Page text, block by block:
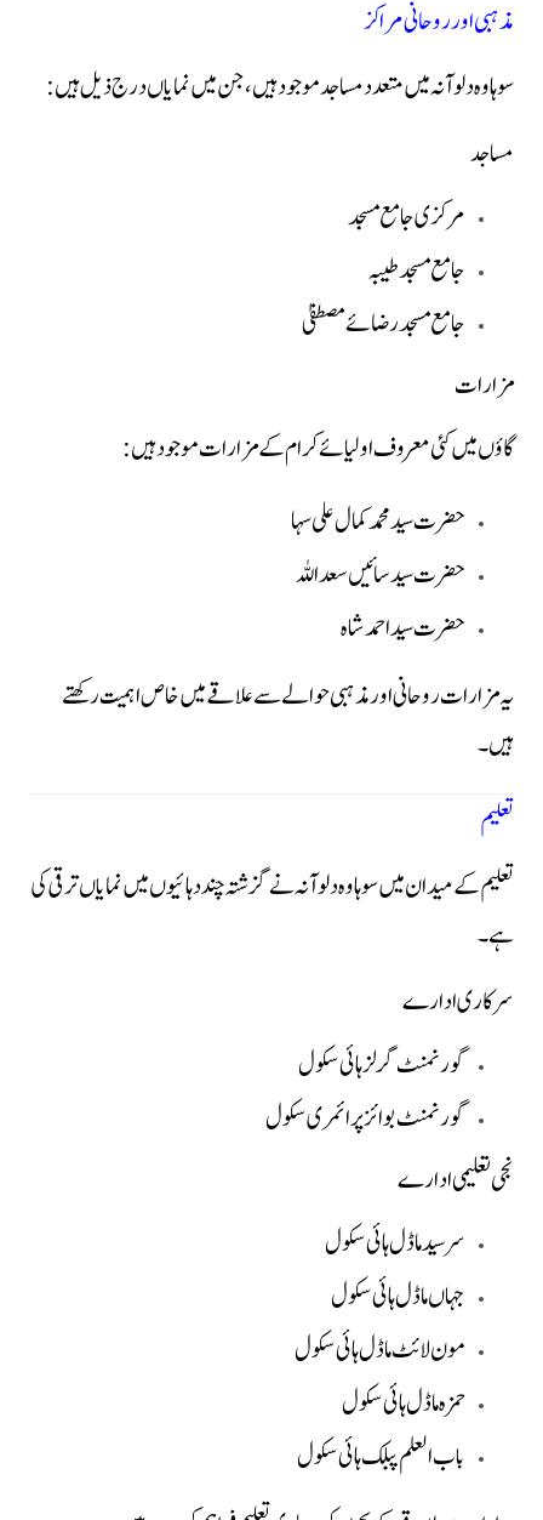
مذہبی اور روحانی مراکز
سوہاوہ دلوآنہ میں متعدد مساجد موجود ہیں، جن میں نمایاں درج ذیل ہیں:
مساجد
مرکزی جامع مسجد
جامع مسجد طیبہ
جامع مسجد رضائے مصطفیٰ
مزارات
گاؤں میں کئی معروف اولیائے کرام کے مزارات موجود ہیں:
حضرت سید محمد کمال علی سہا
حضرت سید سائیں سعداللہ
حضرت سید احمد شاہ
یہ مزارات روحانی اور مذہبی حوالے سے علاقے میں خاص اہمیت رکھتے
ہیں۔
تعلیم
تعلیم کے میدان میں سوہاوہ دلوآنہ نے گزشتہ چند دہائیوں میں نمایاں ترقی کی
ہے۔
سرکاری ادارے
گورنمنٹ گرلز ہائی سکول
گورنمنٹ بوائز پرائمری سکول
نجی تعلیمی ادارے
سر سید ماڈل ہائی سکول
جہاں ماڈل ہائی سکول
مون لائٹ ماڈل ہائی سکول
حمزہ ماڈل ہائی سکول
باب العلم پبلک ہائی سکول